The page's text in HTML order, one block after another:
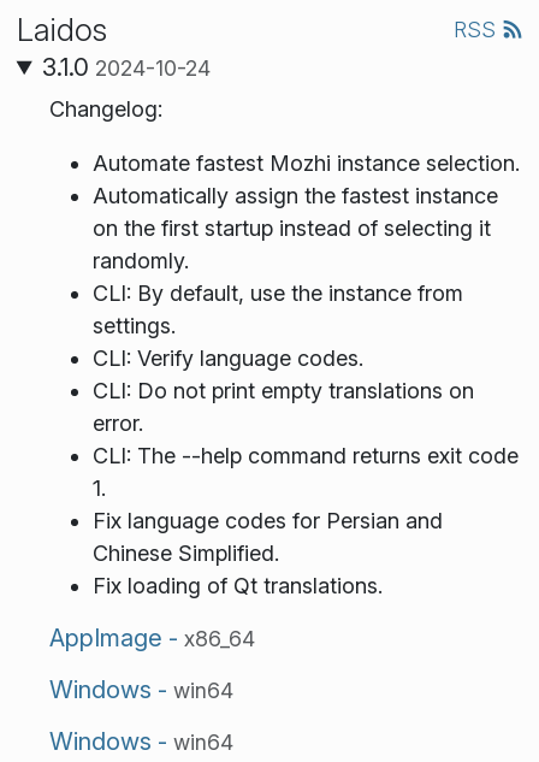
Laidos RSS
3.1.0 2024-10-24
Changelog:
Automate fastest Mozhi instance selection.
Automatically assign the fastest instance
on the first startup instead of selecting it
randomly.
CLI: By default, use the instance from
settings.
CLI: Verify language codes.
CLI: Do not print empty translations on
error.
CLI: The --help command returns exit code
1.
Fix language codes for Persian and
Chinese Simplified.
Fix loading of Qt translations.
AppImage - x86_64
Windows - win64
Windows - win64